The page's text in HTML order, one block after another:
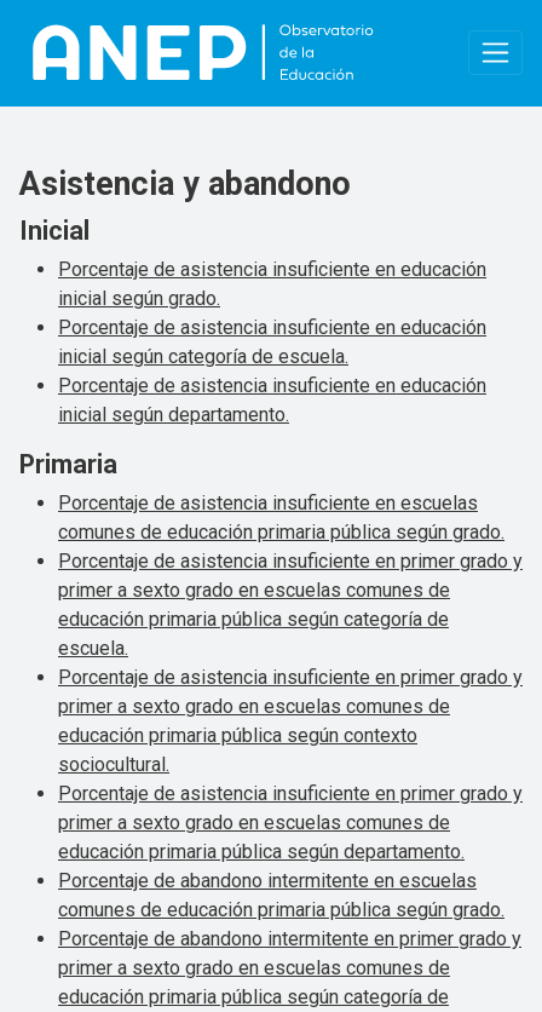
Asistencia y abandono
Inicial
Porcentaje de asistencia insuficiente en educación
inicial según grado.
Porcentaje de asistencia insuficiente en educación
inicial según categoría de escuela.
Porcentaje de asistencia insuficiente en educación
inicial según departamento.
Primaria
Porcentaje de asistencia insuficiente en escuelas
comunes de educación primaria pública según grado.
Porcentaje de asistencia insuficiente en primer grado y
primer a sexto grado en escuelas comunes de
educación primaria pública según categoría de
escuela.
Porcentaje de asistencia insuficiente en primer grado y
primer a sexto grado en escuelas comunes de
educación primaria pública según contexto
sociocultural.
Porcentaje de asistencia insuficiente en primer grado y
primer a sexto grado en escuelas comunes de
educación primaria pública según departamento.
Porcentaje de abandono intermitente en escuelas
comunes de educación primaria pública según grado.
Porcentaje de abandono intermitente en primer grado y
primer a sexto grado en escuelas comunes de
educación primaria pública según categoría de